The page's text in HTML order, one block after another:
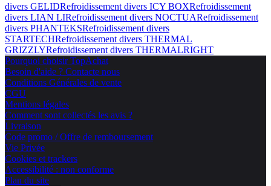
divers GELIDRefroidissement divers ICY BOXRefroidissement
divers LIAN LIRefroidissement divers NOCTUARefroidissement
divers PHANTEKSRefroidissement divers
STARTECHRefroidissement divers THERMAL
GRIZZLYRefroidissement divers THERMALRIGHT
Pourquoi choisir TopAchat
Besoin d'aide ? Contacte nous
Conditions Générales de vente
CGU
Mentions légales
Comment sont collectés les avis ?
Livraison
Code promo / Offre de remboursement
Vie Privée
Cookies et trackers
Accessibilité : non conforme
Plan du site